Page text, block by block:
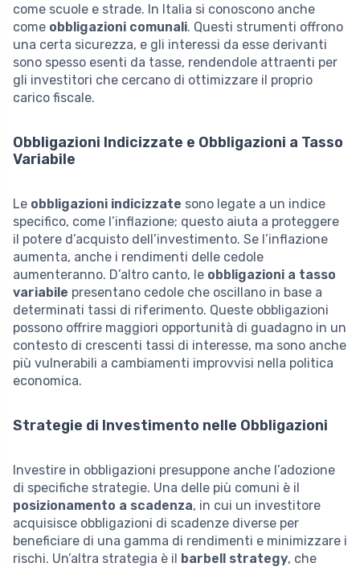
come scuole e strade. In Italia si conoscono anche
come obbligazioni comunali. Questi strumenti offrono
una certa sicurezza, e gli interessi da esse derivanti
sono spesso esenti da tasse, rendendole attraenti per
gli investitori che cercano di ottimizzare il proprio
carico fiscale.
Obbligazioni Indicizzate e Obbligazioni a Tasso
Variabile
Le obbligazioni indicizzate sono legate a un indice
specifico, come l’inflazione; questo aiuta a proteggere
il potere d’acquisto dell’investimento. Se l’inflazione
aumenta, anche i rendimenti delle cedole
aumenteranno. D’altro canto, le obbligazioni a tasso
variabile presentano cedole che oscillano in base a
determinati tassi di riferimento. Queste obbligazioni
possono offrire maggiori opportunità di guadagno in un
contesto di crescenti tassi di interesse, ma sono anche
più vulnerabili a cambiamenti improvvisi nella politica
economica.
Strategie di Investimento nelle Obbligazioni
Investire in obbligazioni presuppone anche l’adozione
di specifiche strategie. Una delle più comuni è il
posizionamento a scadenza, in cui un investitore
acquisisce obbligazioni di scadenze diverse per
beneficiare di una gamma di rendimenti e minimizzare i
rischi. Un’altra strategia è il barbell strategy, che